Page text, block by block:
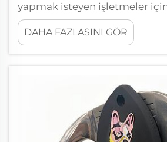
yapmak isteyen işletmeler
seçenektir. Wxivytextile
marka için özelleştirilebilen
mikrofiber havlular üretmeye
DAHA FAZLASINI GÖR